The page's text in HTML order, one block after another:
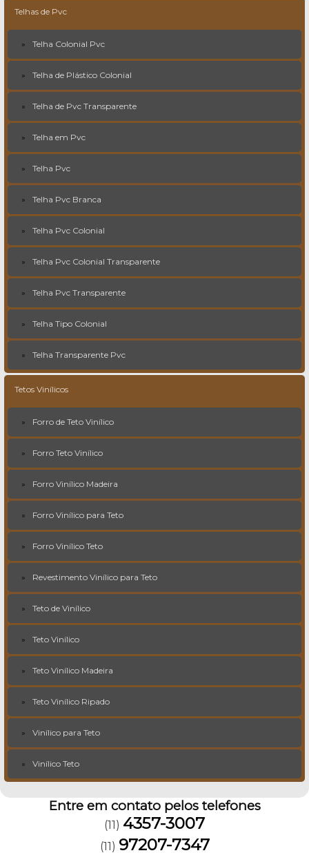
Telhas de Pvc
Telha Colonial Pvc
Telha de Plástico Colonial
Telha de Pvc Transparente
Telha em Pvc
Telha Pvc
Telha Pvc Branca
Telha Pvc Colonial
Telha Pvc Colonial Transparente
Telha Pvc Transparente
Telha Tipo Colonial
Telha Transparente Pvc
Tetos Vinílicos
Forro de Teto Vinílico
Forro Teto Vinílico
Forro Vinílico Madeira
Forro Vinílico para Teto
Forro Vinílico Teto
Revestimento Vinílico para Teto
Teto de Vinílico
Teto Vinílico
Teto Vinílico Madeira
Teto Vinílico Ripado
Vinílico para Teto
Vinílico Teto
Entre em contato pelos telefones
(11) 4357-3007
(11) 97207-7347